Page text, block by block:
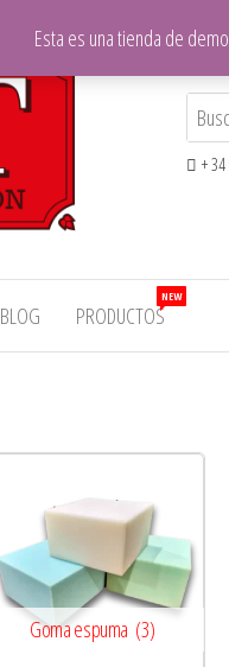
+
BLOG PRODUCTOS
NEW
Goma espuma (3)
Esta es una tienda de